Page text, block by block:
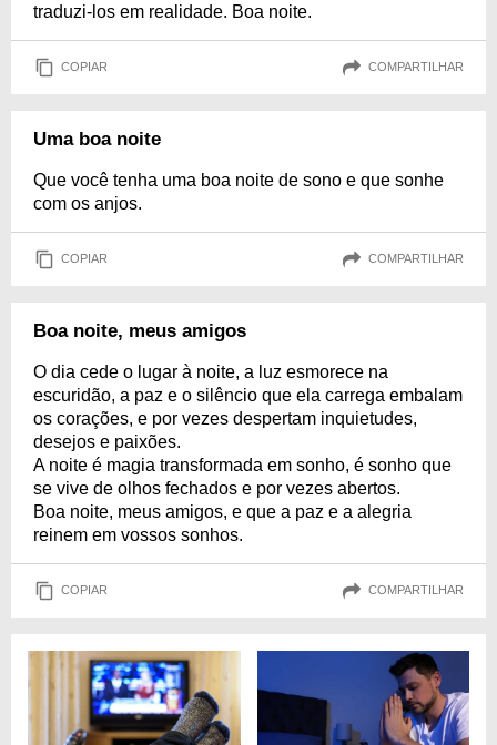
traduzi-los em realidade. Boa noite.
COPIAR COMPARTILHAR
Uma boa noite
Que você tenha uma boa noite de sono e que sonhe
com os anjos.
COPIAR COMPARTILHAR
Boa noite, meus amigos
O dia cede o lugar à noite, a luz esmorece na
escuridão, a paz e o silêncio que ela carrega embalam
os corações, e por vezes despertam inquietudes,
desejos e paixões.
A noite é magia transformada em sonho, é sonho que
se vive de olhos fechados e por vezes abertos.
Boa noite, meus amigos, e que a paz e a alegria
reinem em vossos sonhos.
COPIAR COMPARTILHAR